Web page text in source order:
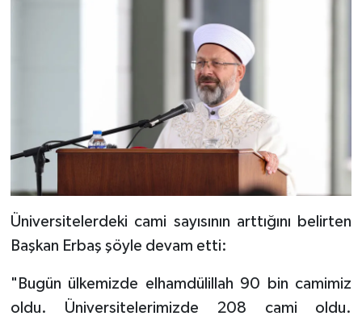
Üniversitelerdeki cami sayısının arttığını belirten
Başkan Erbaş şöyle devam etti:
"Bugün ülkemizde elhamdülillah 90 bin camimiz
oldu. Üniversitelerimizde 208 cami oldu.
Düzce Müftülüğü
Edirne Müftülüğü
Elazığ Müftülüğü
Erzincan Müftülüğü
Erzurum Müftülüğü